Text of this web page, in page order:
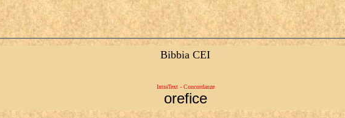
Bibbia CEI
IntraText - Concordanze
orefice